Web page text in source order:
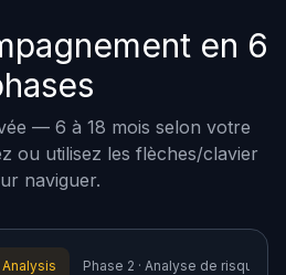
en 6
— 6 à 18 mois selon votre
ou utilisez les flèches/clavier
naviguer.
Analysis Phase 2 · Analyse de risques